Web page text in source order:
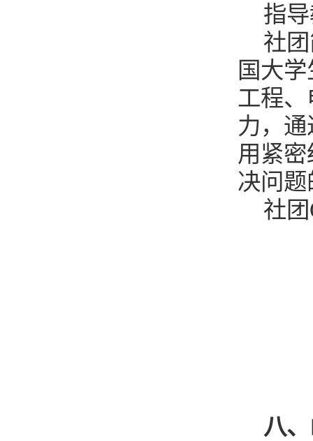
指
社
国大
工程
力，
用紧
决问
社
八